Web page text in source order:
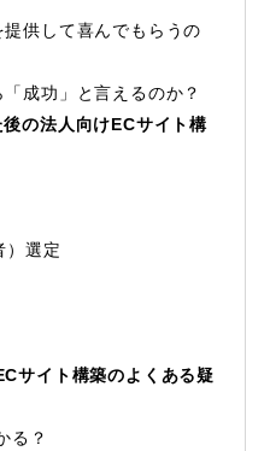
供して喜んでもらうの
成功」と言えるのか？
後の法人向けECサイト構
）選定
サイト構築のよくある疑
る？